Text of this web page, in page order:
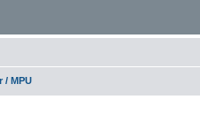
/ MPU